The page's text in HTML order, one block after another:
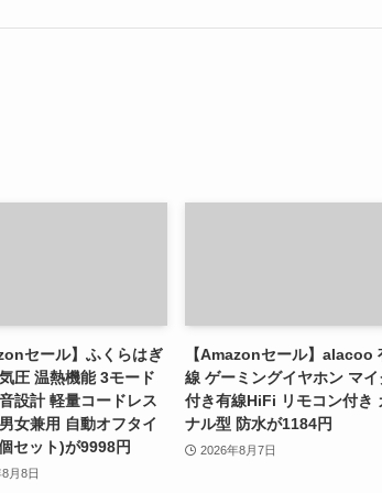
セール】ふくらはぎ
圧 温熱機能 3モード
設計 軽量コードレス
女兼用 自動オフタイ
セット)が9998円
月8日
【Amazonセール】alacoo
線 ゲーミングイヤホン マイ
付き有線HiFi リモコン付き
ナル型 防水が1184円
2026年8月7日